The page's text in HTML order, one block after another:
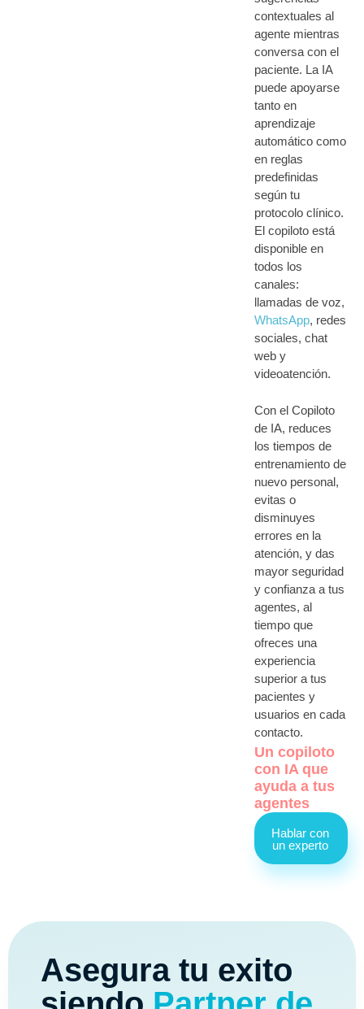
contextuales al
agente mientras
conversa con el
paciente. La IA
puede apoyarse
tanto en
aprendizaje
automático como
en reglas
predefinidas
según tu
protocolo clínico.
El copiloto está
disponible en
todos los
canales:
llamadas de voz,
WhatsApp, redes
sociales, chat
web y
videoatención.
Con el Copiloto
de IA, reduces
los tiempos de
entrenamiento de
nuevo personal,
evitas o
disminuyes
errores en la
atención, y das
mayor seguridad
y confianza a tus
agentes, al
tiempo que
ofreces una
experiencia
superior a tus
pacientes y
usuarios en cada
contacto.
Un copiloto
con IA que
ayuda a tus
agentes
Hablar con
un experto
Asegura tu exito